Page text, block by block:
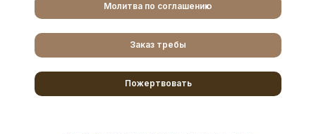
Молитва по соглашению
Заказ требы
Пожертвовать